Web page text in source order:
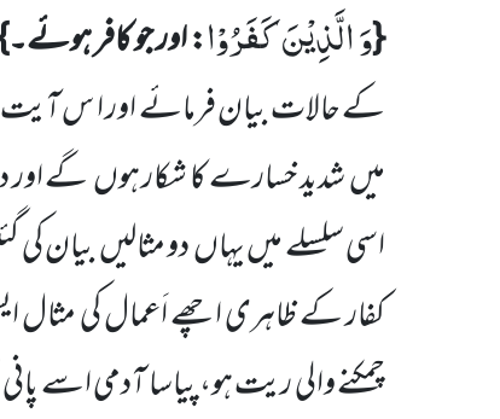
{وَ الَّذِیْنَ كَفَرُوْا: اور جو کافر
کے حالات بیان فرمائے اور ا س
میںشدید خسارے کا شکار ہوںگے اور
اسی سلسلے میں یہاںدو مثالیںبیان
کفار کے ظاہری اچھے اَعمال کی مثال
چمکنے والی ریت ہو، پیاسا آدمی اسے